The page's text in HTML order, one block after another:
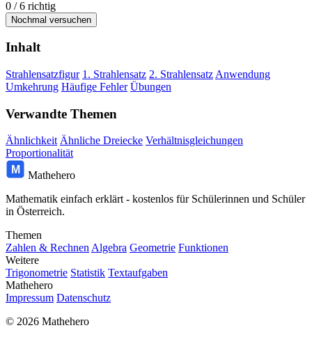
0 /6 richtig
Nochmal versuchen
Inhalt
Strahlensatzfigur 1. Strahlensatz 2. Strahlensatz Anwendung
Umkehrung Häufige Fehler Übungen
Verwandte Themen
Ähnlichkeit Ähnliche Dreiecke Verhältnisgleichungen
Proportionalität
M
Mathehero
Mathematik einfach erklärt - kostenlos für Schülerinnen und Schüler
in Österreich.
Themen
Zahlen & Rechnen Algebra Geometrie Funktionen
Weitere
Trigonometrie Statistik Textaufgaben
Mathehero
Impressum Datenschutz
© 2026 Mathehero